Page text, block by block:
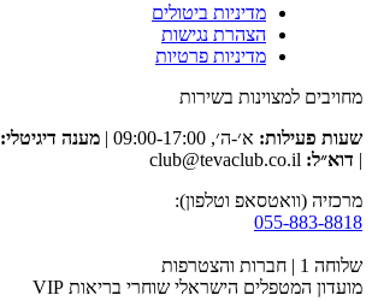
מדיניות ביטולים
הצהרת נגישות
מדיניות פרטיות
מחויבים למצוינות בשירות
שעות פעילות: א׳-ה׳, 09:00-17:00 | מענה דיגיטלי:
| דוא״ל:
מרכזיה (וואטסאפ וטלפון):
055-883-8818
שלוחה 1 | חברות והצטרפות
מועדון המטפלים הישראלי שוחרי בריאות VIP